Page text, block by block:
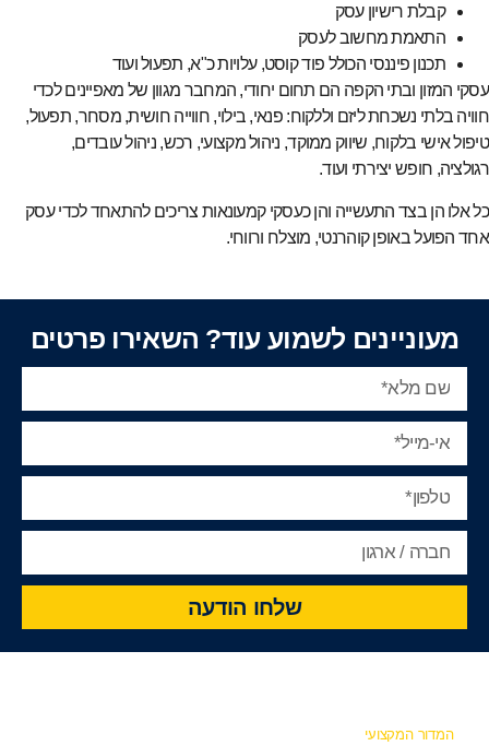
קבלת רישיון עסק
התאמת מחשוב לעסק
תכנון פיננסי הכולל פוד קוסט, עלויות כ"א, תפעול ועוד
עסקי המזון ובתי הקפה הם תחום יחודי, המחבר מגוון של מאפיינים לכדי
חוויה בלתי נשכחת ליזם וללקוח: פנאי, בילוי, חווייה חושית, מסחר, תפעול,
טיפול אישי בלקוח, שיווק ממוקד, ניהול מקצועי, רכש, ניהול עובדים,
רגולציה, חופש יצירתי ועוד.
כל אלו הן בצד התעשייה והן כעסקי קמעונאות צריכים להתאחד לכדי עסק
אחד הפועל באופן קוהרנטי, מוצלח ורווחי.
מעוניינים לשמוע עוד? השאירו פרטים
שלחו הודעה
המדור המקצועי